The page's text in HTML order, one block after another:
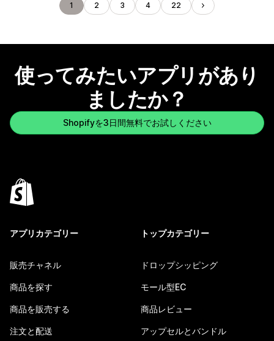
1 2 3 4 22
使ってみたいアプリがあり
ましたか？
Shopifyを3日間無料でお試しください
アプリカテゴリー
販売チャネル
商品を探す
商品を販売する
注文と配送
トップカテゴリー
ドロップシッピング
モール型EC
商品レビュー
アップセルとバンドル